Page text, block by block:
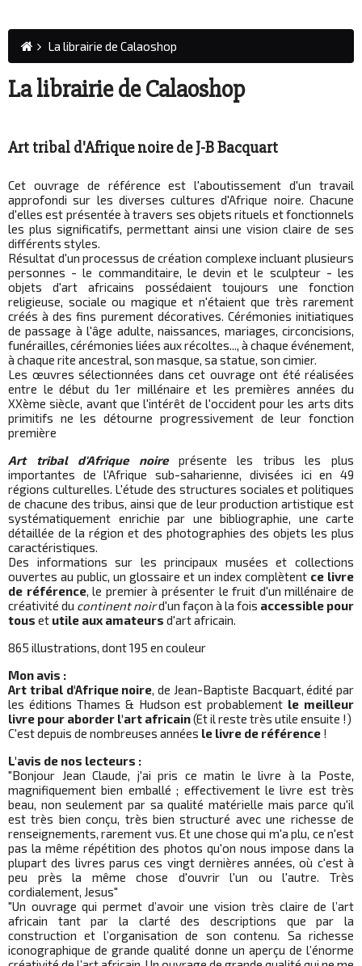
La librairie de Calaoshop
La librairie de Calaoshop
Art tribal d'Afrique noire de J-B Bacquart
Cet ouvrage de référence est l'aboutissement d'un travail
approfondi sur les diverses cultures d'Afrique noire. Chacune
d'elles est présentée à travers ses objets rituels et fonctionnels
les plus significatifs, permettant ainsi une vision claire de ses
différents styles.
Résultat d'un processus de création complexe incluant plusieurs
personnes - le commanditaire, le devin et le sculpteur - les
objets d'art africains possédaient toujours une fonction
religieuse, sociale ou magique et n'étaient que très rarement
créés à des fins purement décoratives. Cérémonies initiatiques
de passage à l'âge adulte, naissances, mariages, circoncisions,
funérailles, cérémonies liées aux récoltes..., à chaque événement,
à chaque rite ancestral, son masque, sa statue, son cimier.
Les œuvres sélectionnées dans cet ouvrage ont été réalisées
entre le début du 1er millénaire et les premières années du
XXème siècle, avant que l'intérêt de l'occident pour les arts dits
primitifs ne les détourne progressivement de leur fonction
première
Art tribal d'Afrique noireprésente les tribus les plus
importantes de l'Afrique sub-saharienne, divisées ici en 49
régions culturelles. L'étude des structures sociales et politiques
de chacune des tribus, ainsi que de leur production artistique est
systématiquement enrichie par une bibliographie, une carte
détaillée de la région et des photographies des objets les plus
caractéristiques.
Des informations sur les principaux musées et collections
ouvertes au public, un glossaire et un index complètent ce livre
de référence, le premier à présenter le fruit d'un millénaire de
créativité du continent noird'un façon à la fois accessible pour
tous et utile aux amateurs d'art africain.
865 illustrations, dont 195 en couleur
Mon avis :
Art tribal d'Afrique noire, de Jean-Baptiste Bacquart, édité par
les éditions Thames & Hudson est probablement le meilleur
livre pour aborder l'art africain(Et il reste très utile ensuite !)
C'est depuis de nombreuses années le livre de référence !
L'avis de nos lecteurs :
"Bonjour Jean Claude, j'ai pris ce matin le livre à la Poste,
magnifiquement bien emballé ; effectivement le livre est très
beau, non seulement par sa qualité matérielle mais parce qu'il
est très bien conçu, très bien structuré avec une richesse de
renseignements, rarement vus. Et une chose qui m'a plu, ce n'est
pas la même répétition des photos qu'on nous impose dans la
plupart des livres parus ces vingt dernières années, où c'est à
peu près la même chose d'ouvrir l'un ou l'autre. Très
cordialement, Jesus"
"Un ouvrage qui permet d’avoir une vision très claire de l’art
africain tant par la clarté des descriptions que par la
construction et l’organisation de son contenu. Sa richesse
iconographique de grande qualité donne un aperçu de l’énorme